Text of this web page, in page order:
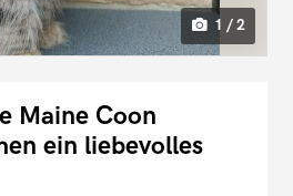
1 / 2
Maine Coon
ein liebevolles